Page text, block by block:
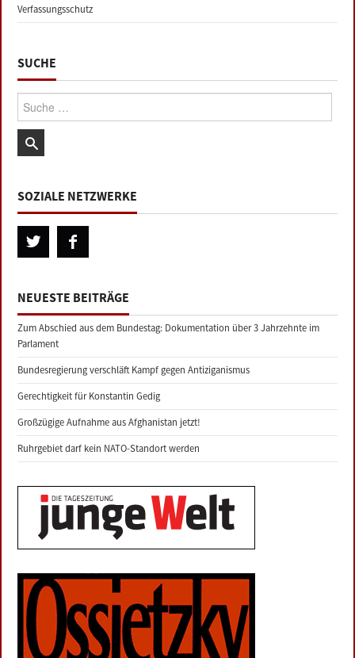
Verfassungsschutz
SUCHE
Suche:
SOZIALE NETZWERKE
NEUESTE BEITRÄGE
Zum Abschied aus dem Bundestag: Dokumentation über 3 Jahrzehnte im
Parlament
Bundesregierung verschläft Kampf gegen Antiziganismus
Gerechtigkeit für Konstantin Gedig
Großzügige Aufnahme aus Afghanistan jetzt!
Ruhrgebiet darf kein NATO-Standort werden